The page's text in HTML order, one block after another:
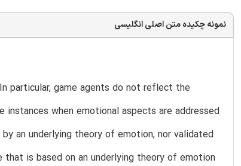
نمونه چکیده متن اصلی انگلیسی
particular, game agents do not reflect the
instances when emotional aspects are addressed
an underlying theory of emotion, nor validated
is based on an underlying theory of emotion